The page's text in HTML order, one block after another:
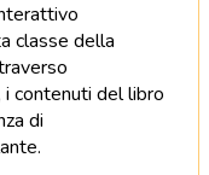
classe della
contenuti del libro
di